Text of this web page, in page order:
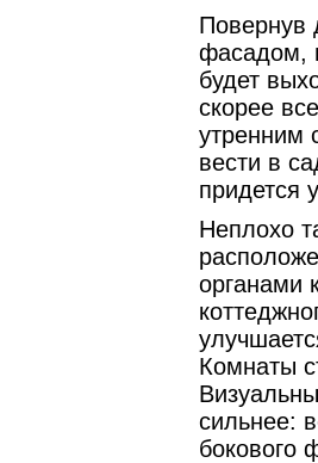
Повернув
фасадом,
будет
скорее
утренним
вести в
придется
Неплохо
органами
Комнаты
сильнее:
бокового